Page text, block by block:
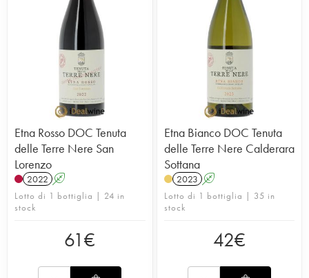
Etna Rosso DOC Tenuta
delle Terre Nere San
Lorenzo
2022 A
Lotto di 1 bottiglia | 24 in
stock
61€
Etna Bianco DOC Tenuta
delle Terre Nere Calderara
Sottana
2023 A
Lotto di 1 bottiglia | 35 in
stock
42€